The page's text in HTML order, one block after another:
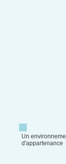
Un
d'appartenance